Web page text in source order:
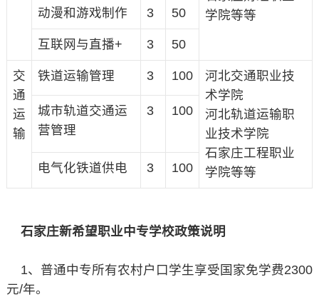
学院等等
动漫和游戏制作 3 50
互联网与直播+ 3 50
交
通
运
输
铁道运输管理 3 100
河北交通职业技
术学院
河北轨道运输职
业技术学院
石家庄工程职业
学院等等
城市轨道交通运
营管理
3 100
电气化铁道供电 3 100
石家庄新希望职业中专学校政策说明
1、普通中专所有农村户口学生享受国家免学费2300
元/年。